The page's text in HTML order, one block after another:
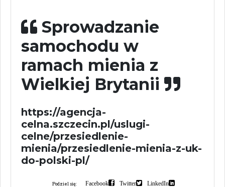
Sprowadzanie
samochodu w
ramach mienia z
Wielkiej Brytanii
https://agencja-
celna.szczecin.pl/uslugi-
celne/przesiedlenie-
mienia/przesiedlenie-mienia-z-uk-
do-polski-pl/
Podziel się: Facebook Twitter LinkedIn